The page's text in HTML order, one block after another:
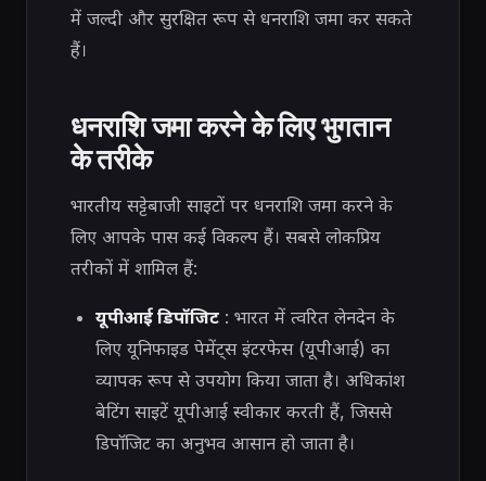
में जल्दी और सुरक्षित रूप से धनराशि जमा कर सकते
हैं।
धनराशि जमा करने के लिए भुगतान
के तरीके
भारतीय सट्टेबाजी साइटों पर धनराशि जमा करने के
लिए आपके पास कई विकल्प हैं। सबसे लोकप्रिय
तरीकों में शामिल हैं:
यूपीआई डिपॉजिट: भारत में त्वरित लेनदेन के
लिए यूनिफाइड पेमेंट्स इंटरफेस (यूपीआई) का
व्यापक रूप से उपयोग किया जाता है। अधिकांश
बेटिंग साइटें यूपीआई स्वीकार करती हैं, जिससे
डिपॉजिट का अनुभव आसान हो जाता है।